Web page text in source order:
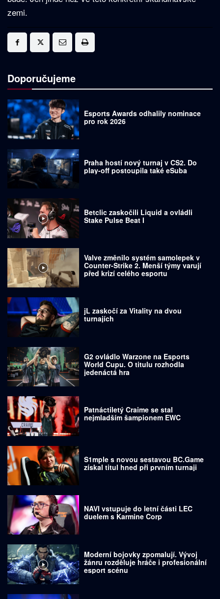
zemi.
Doporučujeme
Esports Awards odhalily nominace
pro rok 2026
Praha hostí nový turnaj v CS2. Do
play-off postoupila také eSuba
Betclic zaskočili Liquid a ovládli
Stake Pulse Beat I
Valve změnilo systém samolepek v
Counter-Strike 2. Menší týmy varují
před krizí celého esportu
jL zaskočí za Vitality na dvou
turnajích
G2 ovládlo Warzone na Esports
World Cupu. O titulu rozhodla
jedenáctá hra
Patnáctiletý Craime se stal
nejmladším šampionem EWC
S1mple s novou sestavou BC.Game
získal titul hned při prvním turnaji
NAVI vstupuje do letní části LEC
duelem s Karmine Corp
Moderní bojovky zpomalují. Vývoj
žánru rozděluje hráče i profesionální
esport scénu